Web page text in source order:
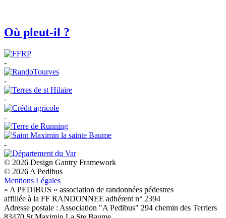
Où pleut-il ?
-
-
-
-
-
© 2026 Design Gantry Framework
© 2026 A Pedibus
Mentions Légales
« A PEDIBUS » association de randonnées pédestres
affiliée à la FF RANDONNEE adhérent n° 2394
Adresse postale : Association "A Pedibus" 294 chemin des Terriers